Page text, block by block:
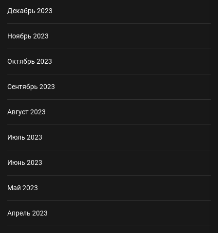
Декабрь 2023
Ноябрь 2023
Октябрь 2023
Сентябрь 2023
Август 2023
Июль 2023
Июнь 2023
Май 2023
Апрель 2023